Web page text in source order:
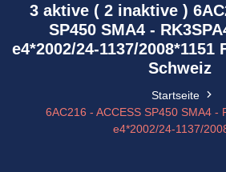
3 aktive ( 2 inaktive )
SP450 SMA4 -
e4*2002/24-1137/2008*1151
Schweiz
Startseite
6AC216 - ACCESS SP450 SMA4 -
e4*2002/24-1137/